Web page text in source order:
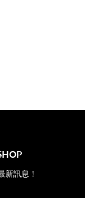
新訊息！